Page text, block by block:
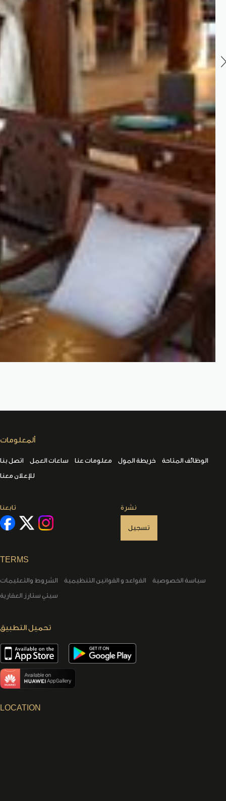
ألمعلومات
اتصل بنا ساعات العمل معلومات عنا خريطة المول
الوظائف المتاحة
للإعلان معنا
تابعنا نشرة
تسجيل
TERMS
الشروط والتعليمات القواعد و القوانين التنظيمية
سياسة الخصوصية
سيتي ستارز العقارية
تحميل التطبيق
LOCATION